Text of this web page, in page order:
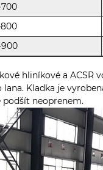
hliníkové a
Kladka je
podšít neoprenem.